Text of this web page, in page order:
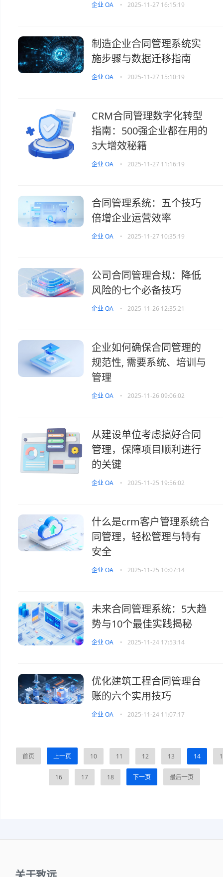
企业 OA • 2025-11-27 16:15:19
制造企业合同管理系统实
施步骤与数据迁移指南
企业 OA • 2025-11-27 15:10:19
CRM合同管理数字化转型
指南：500强企业都在用的
3大增效秘籍
企业 OA • 2025-11-27 11:16:19
合同管理系统：五个技巧
倍增企业运营效率
企业 OA • 2025-11-27 10:35:19
公司合同管理合规：降低
风险的七个必备技巧
企业 OA • 2025-11-26 12:35:21
企业如何确保合同管理的
规范性, 需要系统、培训与
管理
企业 OA • 2025-11-26 09:06:02
从建设单位考虑搞好合同
管理，保障项目顺利进行
的关键
企业 OA • 2025-11-25 19:56:02
什么是crm客户管理系统合
同管理，轻松管理与特有
安全
企业 OA • 2025-11-25 10:07:14
未来合同管理系统：5大趋
势与10个最佳实践揭秘
企业 OA • 2025-11-24 17:53:14
优化建筑工程合同管理台
账的六个实用技巧
企业 OA • 2025-11-24 11:07:17
首页 上一页 10 11 12 13 14
16 17 18 下一页 最后一页